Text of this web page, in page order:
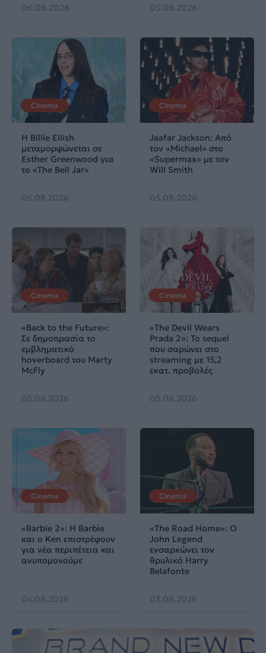
06.08.2026 05.08.2026
Cinema
Η Billie Eilish
μεταμορφώνεται σε
Esther Greenwood για
το «The Bell Jar»
05.08.2026
Cinema
Jaafar Jackson: Από
τον «Michael» στο
«Supermax» με τον
Will Smith
05.08.2026
Cinema
«Back to the Future»:
Σε δημοπρασία το
εμβληματικό
hoverboard του Marty
McFly
05.08.2026
Cinema
«The Devil Wears
Prada 2»: Το sequel
που σαρώνει στο
streaming με 15,2
εκατ. προβολές
05.08.2026
Cinema
«Barbie 2»: Η Barbie
και ο Ken επιστρέφουν
για νέα περιπέτεια και
ανυπομονούμε
04.08.2026
Cinema
«The Road Home»: Ο
John Legend
ενσαρκώνει τον
θρυλικό Harry
Belafonte
03.08.2026